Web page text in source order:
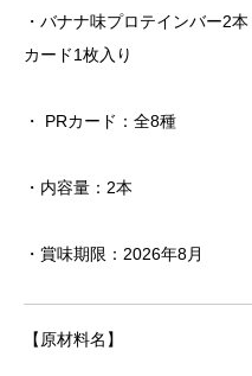
・バナナ味プロテインバー2
カード1枚入り
・ PRカード：全8種
・内容量：2本
・賞味期限：2026年8月
【原材料名】